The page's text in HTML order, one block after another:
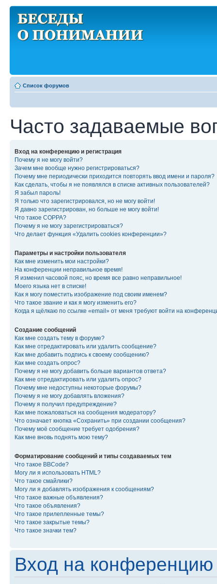
Список форумов
Часто задаваемые
Вход на конференцию и регистрация
Почему я не могу войти?
Зачем мне вообще нужно регистрироваться?
Почему мне периодически приходится повторять ввод имени и пароля?
Как сделать, чтобы я не появлялся в списке активных пользователей?
Я забыл пароль!
Я только что зарегистрировался, но не могу войти!
Я давно зарегистрирован, но больше не могу войти!
Что такое COPPA?
Почему я не могу зарегистрироваться?
Что делает функция «Удалить cookies конференции»?
Параметры и настройки пользователя
Как мне изменить мои настройки?
На конференции неправильное время!
Я изменил часовой пояс, но время все равно неправильное!
Моего языка нет в списке!
Как я могу поместить изображение под своим именем?
Что такое звание и как я могу изменить его?
Когда я щёлкаю по ссылке «email» от меня требуют войти на
Создание сообщений
Как мне создать тему в форуме?
Как мне отредактировать или удалить сообщение?
Как мне добавить подпись к своему сообщению?
Как мне создать опрос?
Почему я не могу добавить больше вариантов ответа?
Как мне отредактировать или удалить опрос?
Почему мне недоступны некоторые форумы?
Почему я не могу добавлять вложения?
Почему я получил предупреждение?
Как мне пожаловаться на сообщения модератору?
Что означает кнопка «Сохранить» при создании сообщения?
Почему моё сообщение требует одобрения?
Как мне вновь поднять мою тему?
Форматирование сообщений и типы создаваемых тем
Что такое BBCode?
Могу ли я использовать HTML?
Что такое смайлики?
Могу ли я добавлять изображения к сообщениям?
Что такое важные объявления?
Что такое объявления?
Что такое прилепленные темы?
Что такое закрытые темы?
Что такое значки тем?
Вход на конференцию